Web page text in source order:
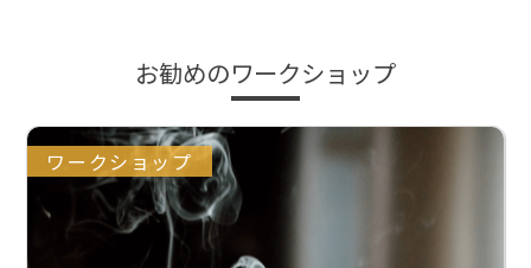
お勧めのワークショップ
ワークショップ